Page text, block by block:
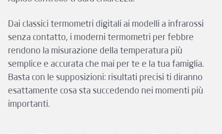
Dai classici termometri digitali ai modelli a infrarossi
senza contatto, i moderni termometri per febbre
rendono la misurazione della temperatura più
semplice e accurata che mai per te e la tua famiglia.
Basta con le supposizioni: risultati precisi ti diranno
esattamente cosa sta succedendo nei momenti più
importanti.